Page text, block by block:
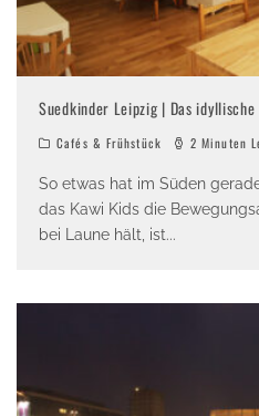
Suedkinder Leipzig | Das
Cafés & Frühstück 2 Minuten
So etwas hat im Süden
das Kawi Kids die
bei Laune hält, ist...